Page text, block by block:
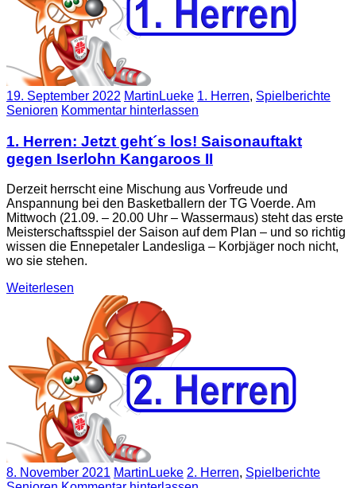
19. September 2022 MartinLueke 1. Herren, Spielberichte
Senioren Kommentar hinterlassen
1. Herren: Jetzt geht´s los! Saisonauftakt
gegen Iserlohn Kangaroos II
Derzeit herrscht eine Mischung aus Vorfreude und
Anspannung bei den Basketballern der TG Voerde. Am
Mittwoch (21.09. – 20.00 Uhr – Wassermaus) steht das erste
Meisterschaftsspiel der Saison auf dem Plan – und so richtig
wissen die Ennepetaler Landesliga – Korbjäger noch nicht,
wo sie stehen.
Weiterlesen
8. November 2021 MartinLueke 2. Herren, Spielberichte